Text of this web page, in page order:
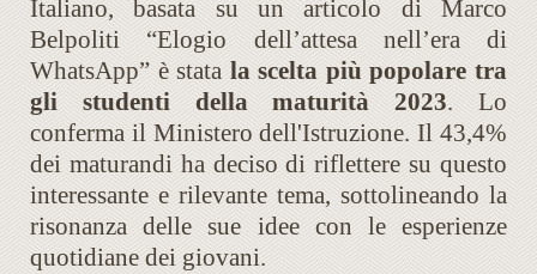
Italiano, basata su un articolo di Marco
Belpoliti “Elogio dell’attesa nell’era di
WhatsApp” è stata la scelta più popolare tra
gli studenti della maturità 2023. Lo
conferma il Ministero dell'Istruzione. Il 43,4%
dei maturandi ha deciso di riflettere su questo
interessante e rilevante tema, sottolineando la
risonanza delle sue idee con le esperienze
quotidiane dei giovani.